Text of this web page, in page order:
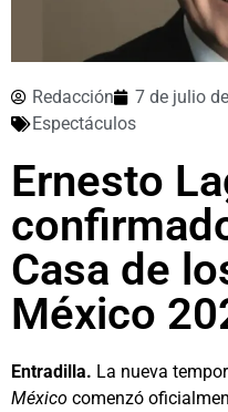
Redacción 7 de julio
Espectáculos
Ernesto
Casa de
México
Entradilla. La nueva
México comenzó